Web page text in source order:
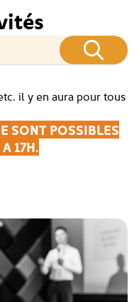
il y en aura pour tous
SONT POSSIBLES
17H.